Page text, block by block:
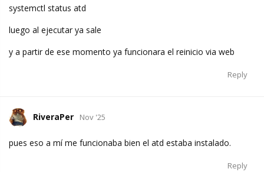
systemctl status atd
luego al ejecutar ya sale
y a partir de ese momento ya funcionara el reinicio via web
Reply
RiveraPer Nov '25
pues eso a mí me funcionaba bien el atd estaba instalado.
Reply